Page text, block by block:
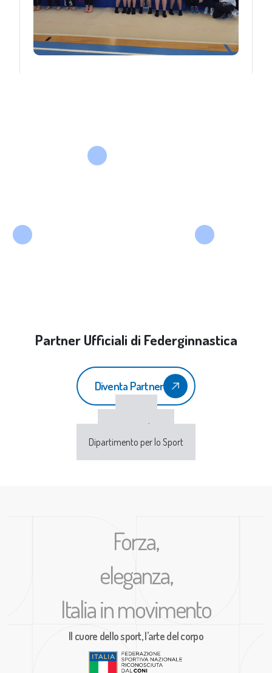
Partner Ufficiali di Federginnastica
Diventa Partner
Sport e Salute
Dipartimento per lo Sport
Forza,
eleganza,
Italia in movimento
Il cuore dello sport, l’arte del corpo